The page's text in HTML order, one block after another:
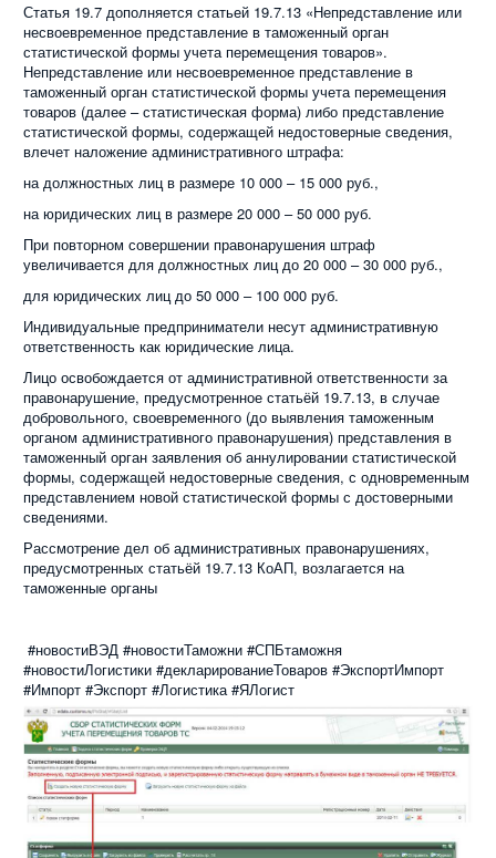
Статья 19.7 дополняется статьей 19.7.13 «Непредставление или
несвоевременное представление в таможенный орган
статистической формы учета перемещения товаров».
Непредставление или несвоевременное представление в
таможенный орган статистической формы учета перемещения
товаров (далее – статистическая форма) либо представление
статистической формы, содержащей недостоверные сведения,
влечет наложение административного штрафа:
на должностных лиц в размере 10 000 – 15 000 руб.,
на юридических лиц в размере 20 000 – 50 000 руб.
При повторном совершении правонарушения штраф
увеличивается для должностных лицдо 20 000 – 30 000 руб.,
для юридических лиц до 50 000 – 100 000 руб.
Индивидуальные предприниматели несут административную
ответственность как юридические лица.
Лицо освобождается от административной ответственности за
правонарушение, предусмотренное статьёй 19.7.13, в случае
добровольного, своевременного (до выявления таможенным
органом административного правонарушения) представления в
таможенный орган заявления об аннулировании статистической
формы, содержащей недостоверные сведения, с одновременным
представлением новой статистической формы с достоверными
сведениями.
Рассмотрение дел об административных правонарушениях,
предусмотренных статьёй 19.7.13 КоАП, возлагается на
таможенные органы
#новостиВЭД #новостиТаможни #СПБтаможня
#новостиЛогистики #декларированиеТоваров #ЭкспортИмпорт
#Импорт #Экспорт #Логистика #ЯЛогист